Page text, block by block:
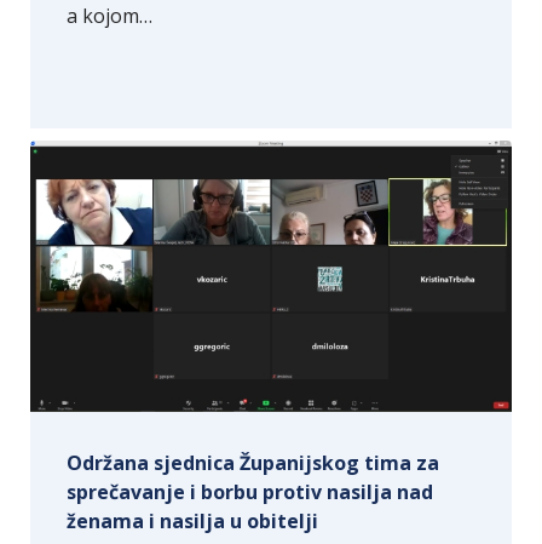
a kojom…
Održana sjednica Županijskog tima za
sprečavanje i borbu protiv nasilja nad
ženama i nasilja u obitelji